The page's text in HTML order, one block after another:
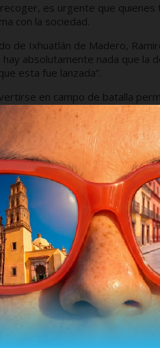
es urgente que
con la sociedad.
de Ixhuatlán de Madero,
absolutamente nada que la
esta fue lanzada”.
en campo de batalla